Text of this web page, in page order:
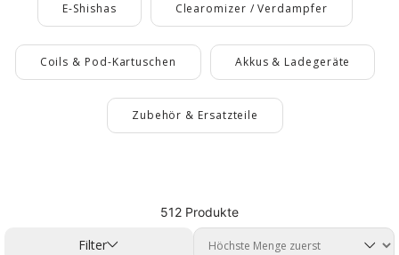
E-Shishas Clearomizer / Verdampfer
Coils & Pod-Kartuschen Akkus & Ladegeräte
Zubehör & Ersatzteile
512 Produkte
Filter